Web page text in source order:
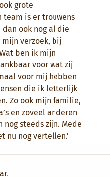
grote
team is er trouwens
dan ook nog al die
mijn verzoek, bij
ben ik mijn
voor wat zij
voor mij hebben
die ik letterlijk
Zo ook mijn familie,
en zoveel anderen
nog steeds zijn. Mede
nu nog vertellen.’
.